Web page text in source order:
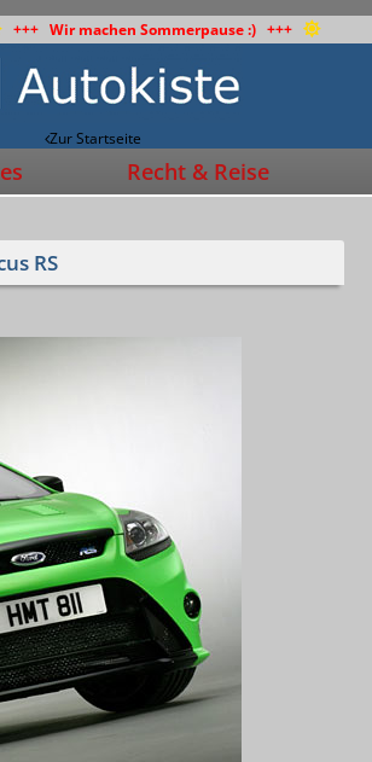
Wir machen Sommerpause :) +++
Zur Startseite
Recht & Reise
RS